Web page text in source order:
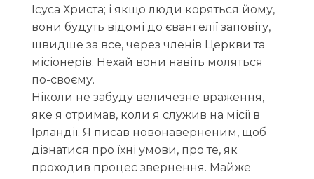
Ісуса Христа; і якщо люди коряться йому,
вони будуть відомі до євангелії заповіту,
швидше за все, через членів Церкви та
місіонерів. Нехай вони навіть моляться
по-своєму.
Ніколи не забуду величезне враження,
яке я отримав, коли я служив на місії в
Ірландії. Я писав новонаверненим, щоб
дізнатися про їхні умови, про те, як
проходив процес звернення. Майже